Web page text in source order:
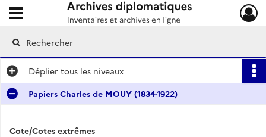
Archives diplomatiques
Ouvrir le menu déroulant
Déplier tous les niveaux
Papiers Charles de MOUY (1834-1922)
Cote/Cotes extrêmes